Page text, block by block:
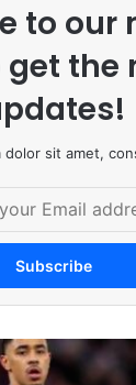
to our
the
dolor sit amet,